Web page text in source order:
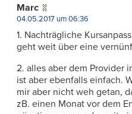
Marc
04.05.2017 um 06:36
1. Nachträgliche
geht weit über eine
2. alles aber dem Provider
ist aber ebenfalls einfach.
mir aber nicht weh getan,
zB. einen Monat vor dem